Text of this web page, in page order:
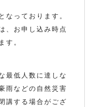
なっております。
、お申し込み時点
す。
最低人数に達しな
雨などの自然災害
講する場合がござ